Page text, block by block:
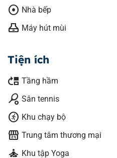
adjust Nhà bếp
range_hood Máy hút mùi
Tiện ích
move_up Tầng hầm
sports_tennis Sân tennis
run_circle Khu chạy bộ
local_convenience_store Trung tâm thương mại
self_improvement Khu tập Yoga